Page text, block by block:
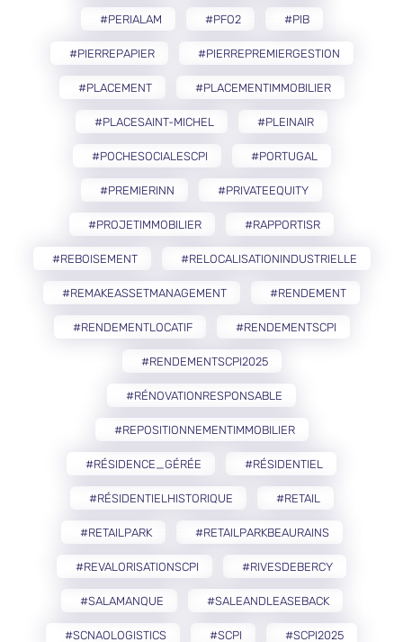
#PERIALAM #PFO2 #PIB
#PIERREPAPIER #PIERREPREMIERGESTION
#PLACEMENT #PLACEMENTIMMOBILIER
#PLACESAINT-MICHEL #PLEINAIR
#POCHESOCIALESCPI #PORTUGAL
#PREMIERINN #PRIVATEEQUITY
#PROJETIMMOBILIER #RAPPORTISR
#REBOISEMENT #RELOCALISATIONINDUSTRIELLE
#REMAKEASSETMANAGEMENT #RENDEMENT
#RENDEMENTLOCATIF #RENDEMENTSCPI
#RENDEMENTSCPI2025
#RÉNOVATIONRESPONSABLE
#REPOSITIONNEMENTIMMOBILIER
#RÉSIDENCE_GÉRÉE #RÉSIDENTIEL
#RÉSIDENTIELHISTORIQUE #RETAIL
#RETAILPARK #RETAILPARKBEAURAINS
#REVALORISATIONSCPI #RIVESDEBERCY
#SALAMANQUE #SALEANDLEASEBACK
#SCNAOLOGISTICS #SCPI #SCPI2025